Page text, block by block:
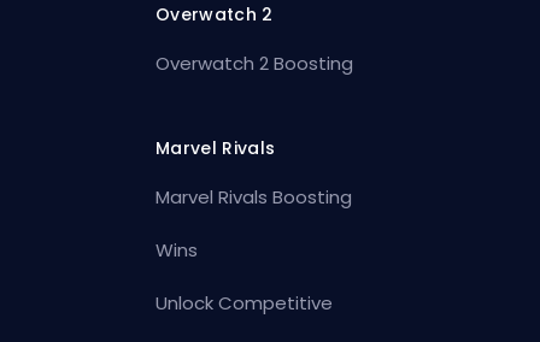
Overwatch 2
Overwatch 2 Boosting
Marvel Rivals
Marvel Rivals Boosting
Wins
Unlock Competitive